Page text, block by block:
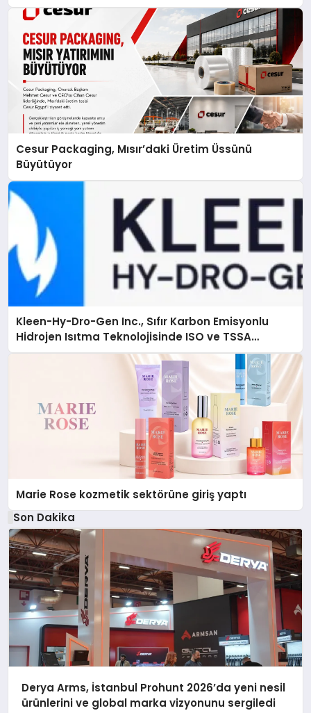
Cesur Packaging, Mısır’daki Üretim Üssünü
Büyütüyor
Kleen-Hy-Dro-Gen Inc., Sıfır Karbon Emisyonlu
Hidrojen Isıtma Teknolojisinde ISO ve TSSA
Düzenleyici Onaylarını Aldı
Marie Rose kozmetik sektörüne giriş yaptı
Son Dakika
Derya Arms, İstanbul Prohunt 2026’da yeni nesil
ürünlerini ve global marka vizyonunu sergiledi